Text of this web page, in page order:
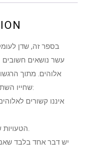
בספר זה, שדן
עשר נושאים חשובים
אלוהים. מתוך
שחייו השתנו בזכות המתנה הזו סמית מסביר מדוע:
– הטעויות שלנו לעולם לא ירחיקו אותנו מאלוהים.